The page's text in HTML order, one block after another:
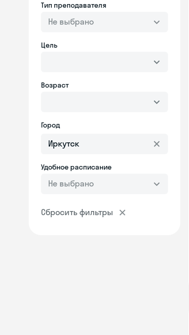
Тип преподавателя
Не выбрано
Цель
Возраст
Город
Удобное расписание
Не выбрано
Сбросить фильтры